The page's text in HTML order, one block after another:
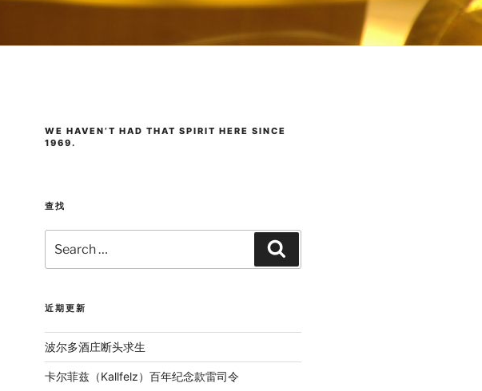
WE HAVEN’T HAD THAT SPIRIT HERE SINCE
1969.
查找
for:
近期更新
波尔多酒庄断头求生
卡尔菲兹（Kallfelz）百年纪念款雷司令